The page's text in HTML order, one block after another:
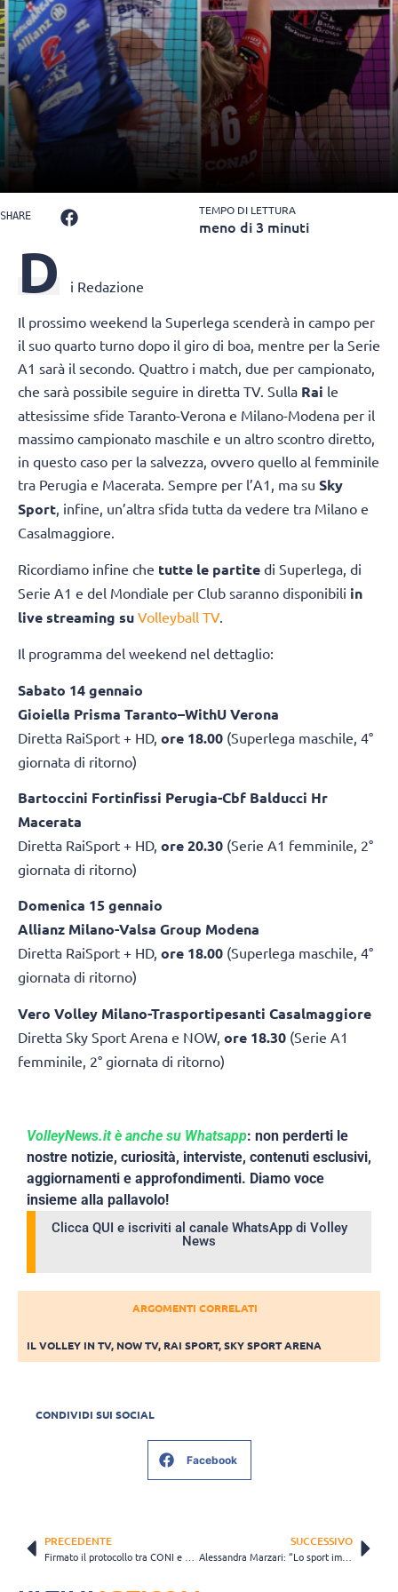
SHARE TEMPO DI LETTURA
meno di 3 minuti
D i Redazione
Il prossimo weekend la Superlega scenderà in campo per
il suo quarto turno dopo il giro di boa, mentre per la Serie
A1 sarà il secondo. Quattro i match, due per campionato,
che sarà possibile seguire in diretta TV. Sulla Rai le
attesissime sfide Taranto-Verona e Milano-Modena per il
massimo campionato maschile e un altro scontro diretto,
in questo caso per la salvezza, ovvero quello al femminile
tra Perugia e Macerata. Sempre per l’A1, ma su Sky
Sport, infine, un’altra sfida tutta da vedere tra Milano e
Casalmaggiore.
Ricordiamo infine che tutte le partite di Superlega, di
Serie A1 e del Mondiale per Club saranno disponibili in
live streaming su Volleyball TV.
Il programma del weekend nel dettaglio:
Sabato 14 gennaio
Gioiella Prisma Taranto–WithU Verona
Diretta RaiSport + HD, ore 18.00 (Superlega maschile, 4°
giornata di ritorno)
Bartoccini Fortinfissi Perugia-Cbf Balducci Hr
Macerata
Diretta RaiSport + HD, ore 20.30 (Serie A1 femminile, 2°
giornata di ritorno)
Domenica 15 gennaio
Allianz Milano-Valsa Group Modena
Diretta RaiSport + HD, ore 18.00 (Superlega maschile, 4°
giornata di ritorno)
Vero Volley Milano-Trasportipesanti Casalmaggiore
Diretta Sky Sport Arena e NOW, ore 18.30 (Serie A1
femminile, 2° giornata di ritorno)
VolleyNews.it è anche su Whatsapp: non perderti le
nostre notizie, curiosità, interviste, contenuti esclusivi,
aggiornamenti e approfondimenti. Diamo voce
insieme alla pallavolo!
Clicca QUI e iscriviti al canale WhatsApp di Volley
News
ARGOMENTI CORRELATI
IL VOLLEY IN TV, NOW TV, RAI SPORT,SKY SPORT ARENA
CONDIVIDI SUI SOCIAL
Facebook
PRECEDENTE SUCCESSIVO
Alessandra Marzari: “Lo sport impari a scegliere i valori”